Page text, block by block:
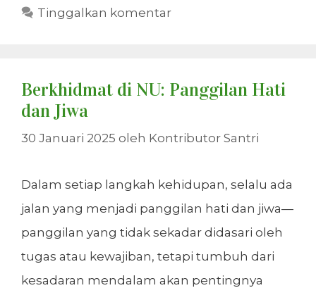
Tinggalkan komentar
Berkhidmat di NU: Panggilan Hati
dan Jiwa
30 Januari 2025 oleh Kontributor Santri
Dalam setiap langkah kehidupan, selalu ada
jalan yang menjadi panggilan hati dan jiwa—
panggilan yang tidak sekadar didasari oleh
tugas atau kewajiban, tetapi tumbuh dari
kesadaran mendalam akan pentingnya